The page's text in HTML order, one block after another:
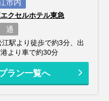
市内
クセルホテル東急
通
江駅より徒歩で約3分、出
より車で約30分
ラン一覧へ